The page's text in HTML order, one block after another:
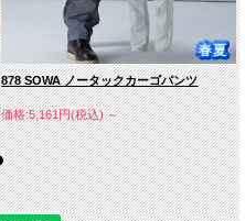
878 SOWA ノータックカーゴパンツ
価格:5,161円(税込)～